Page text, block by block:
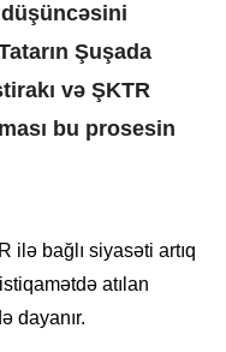
Şuşada
və ŞKTR
bu prosesin
ilə bağlı siyasəti artıq
atılan
dayanır.